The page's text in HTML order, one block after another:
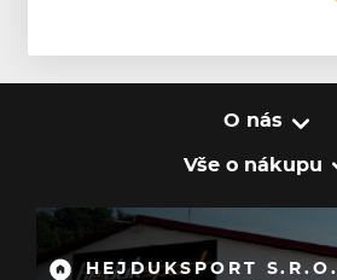
O nás
Vše o nákupu
HEJDUKSPORT S.R.O.